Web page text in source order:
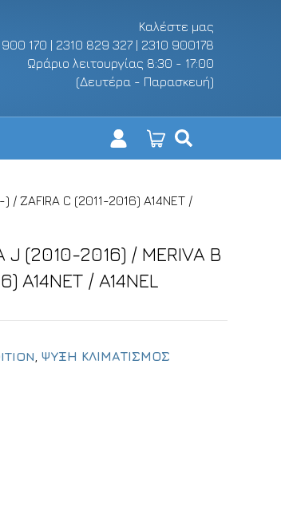
Καλέστε μας
170 | 2310 829 327 | 2310 900178
Ωράριο λειτουργίας 8:30 - 17:00
(Δευτέρα - Παρασκευή)
ZAFIRA C (2011-2016) A14NET /
(2010-2016) / MERIVA B
A14NET / A14NEL
ΨΥΞΗ ΚΛΙΜΑΤΙΣΜΟΣ